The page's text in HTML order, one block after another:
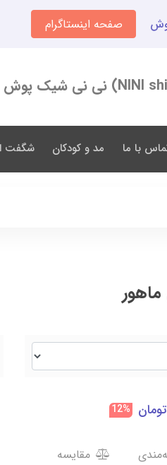
صفحه اینستاگرام
با ما مد و کودکان شگفت
ماهور
تومان 12%
مقایسه